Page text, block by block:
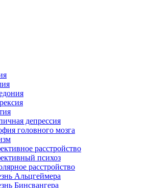
депрессия
головного мозга
расстройство
психоз
расстройство
Альцгеймера
Бинсвангера